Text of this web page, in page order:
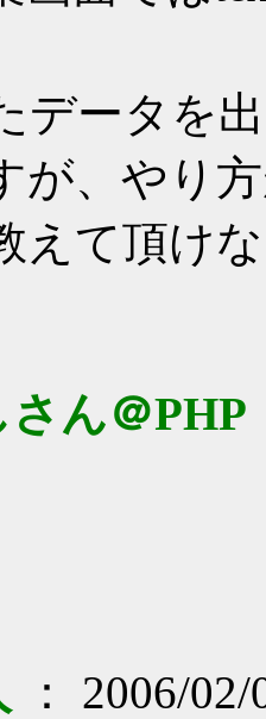
データを
が、やり
えて頂け
ん＠PHP
： 2006/